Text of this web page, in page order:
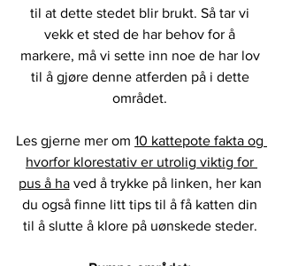
til at dette stedet blir brukt. Så tar vi
vekk et sted de har behov for å
markere, må vi sette inn noe de har lov
til å gjøre denne atferden på i dette
området.
Les gjerne mer om 10 kattepote fakta og
hvorfor klorestativ er utrolig viktig for
pus å ha ved å trykke på linken, her kan
du også finne litt tips til å få katten din
til å slutte å klore på uønskede steder.